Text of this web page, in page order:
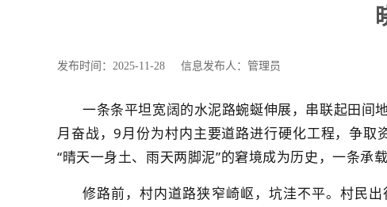
发布时间：2025-11-28 信息发布人：管理员
一条条平坦宽阔的水泥路蜿蜒伸展，串联起田间
月奋战，9月份为村内主要道路进行硬化工程，争
“晴天一身土、雨天两脚泥”的窘境成为历史，一条承
修路前，村内道路狭窄崎岖，坑洼不平。村民